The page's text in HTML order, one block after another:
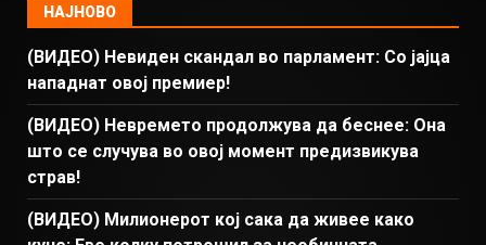
НАЈНОВО
(ВИДЕО) Невиден скандал во парламент: Со јајца
нападнат овој премиер!
(ВИДЕО) Невремето продолжува да беснее: Она
што се случува во овој момент предизвикува
страв!
(ВИДЕО) Милионерот кој сака да живее како